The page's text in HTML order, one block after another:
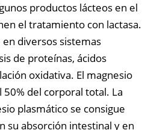
productos lácteos en el
el tratamiento con lactasa.
diversos sistemas
de proteínas, ácidos
oxidativa. El magnesio
del corporal total. La
plasmático se consigue
su absorción intestinal y en